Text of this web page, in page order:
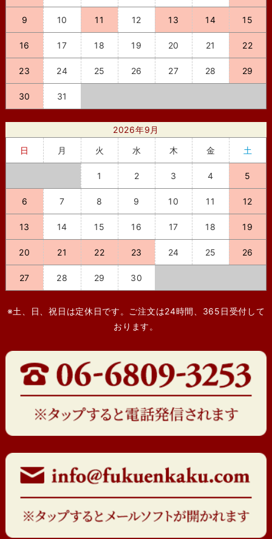
9 10 11 12 13 14 15
16 17 18 19 20 21 22
23 24 25 26 27 28 29
30 31
2026年9月
日
月 火 水 木 金 土
1 2 3 4 5
6 7 8 9 10 11 12
13 14 15 16 17 18 19
20 21 22 23 24 25 26
27 28 29 30
※土、日、祝日は定休日です。ご注文は24時間、365日受付して
おります。